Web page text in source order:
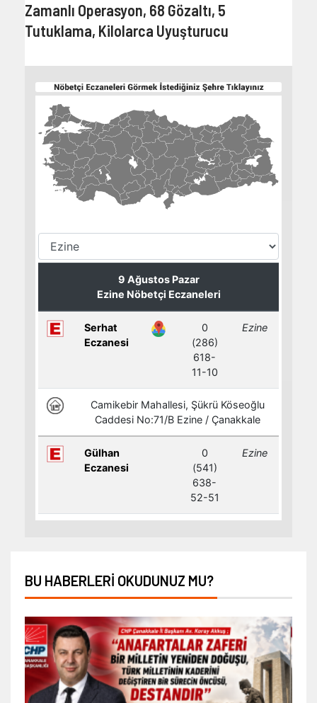
Zamanlı Operasyon, 68 Gözaltı, 5
Tutuklama, Kilolarca Uyuşturucu
BU HABERLERI OKUDUNUZ MU?